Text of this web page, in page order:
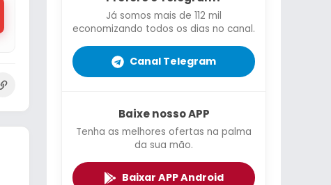
Já somos mais de 112 mil
economizando todos os dias no canal.
Canal Telegram
Baixe nosso APP
Tenha as melhores ofertas na palma
da sua mão.
Baixar APP Android